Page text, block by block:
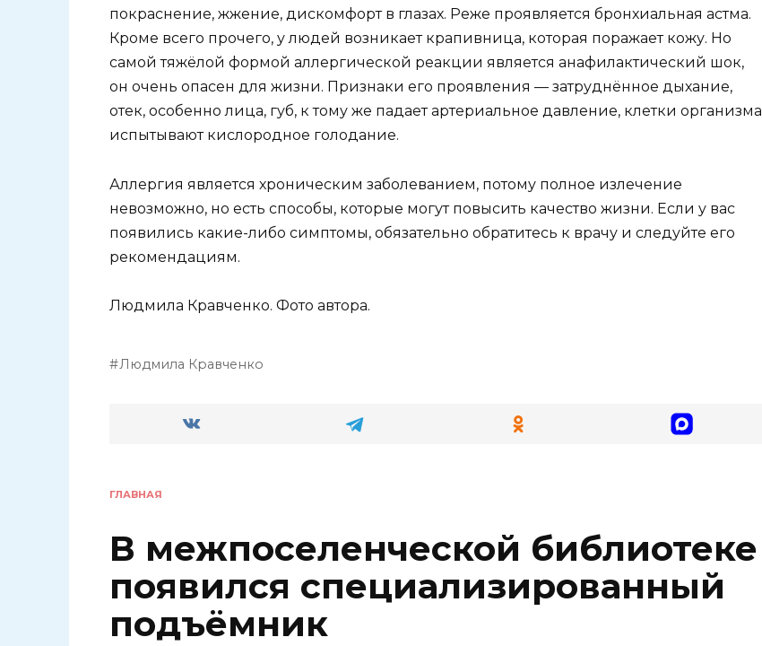
покраснение, жжение, дискомфорт в глазах. Реже проявляется бронхиальная астма.
Кроме всего прочего, у людей возникает крапивница, которая поражает кожу. Но
самой тяжёлой формой аллергической реакции является анафилактический шок,
он очень опасен для жизни. Признаки его проявления — затруднённое дыхание,
отек, особенно лица, губ, к тому же падает артериальное давление, клетки организма
испытывают кислородное голодание.
Аллергия является хроническим заболеванием, потому полное излечение
невозможно, но есть способы, которые могут повысить качество жизни. Если у вас
появились какие-либо симптомы, обязательно обратитесь к врачу и следуйте его
рекомендациям.
Людмила Кравченко. Фото автора.
Людмила Кравченко
ГЛАВНАЯ
В межпоселенческой библиотеке
появился специализированный
подъёмник